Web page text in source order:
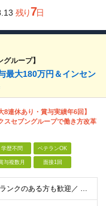
残り7日
ループ】
最大180万円＆インセン
8連休あり・賞与実績年6回】
スセブングループで働き方改革
学歴不問 ベテランOK
与複数月 面接1回
＼店長経験は不問！ブランクのある方も歓迎／ ◆車業界でのご経験（目安として5年以上） ※新車・中古販売店やレンタカー店など販売・整備など職種は問いません。 ◆マネジメントの経験（業種不問） ◆普通自動